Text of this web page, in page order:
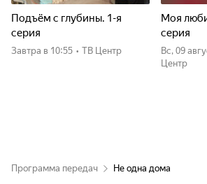
Подъём с глубины. 1-я
серия
Завтра в 10:55 • ТВ Центр
Моя
серия
вс, 09
Центр
Программа передач Не одна дома